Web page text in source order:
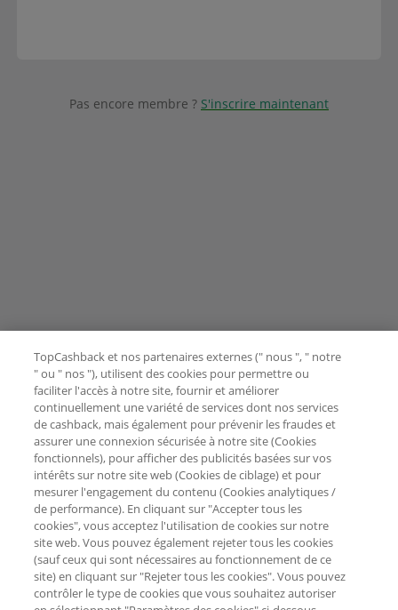
Pas encore membre ? S'inscrire maintenant
TopCashback et nos partenaires externes (" nous ", " notre
" ou " nos "), utilisent des cookies pour permettre ou
faciliter l'accès à notre site, fournir et améliorer
continuellement une variété de services dont nos services
de cashback, mais également pour prévenir les fraudes et
assurer une connexion sécurisée à notre site (Cookies
fonctionnels), pour afficher des publicités basées sur vos
intérêts sur notre site web (Cookies de ciblage) et pour
mesurer l'engagement du contenu (Cookies analytiques /
de performance). En cliquant sur "Accepter tous les
cookies", vous acceptez l'utilisation de cookies sur notre
site web. Vous pouvez également rejeter tous les cookies
(sauf ceux qui sont nécessaires au fonctionnement de ce
site) en cliquant sur "Rejeter tous les cookies". Vous pouvez
contrôler le type de cookies que vous souhaitez autoriser